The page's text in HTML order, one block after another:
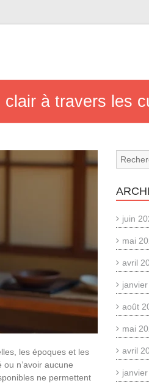
à travers les
les époques et les
n’avoir aucune
ne permettent
juin
mai
avril
août
mai
avril